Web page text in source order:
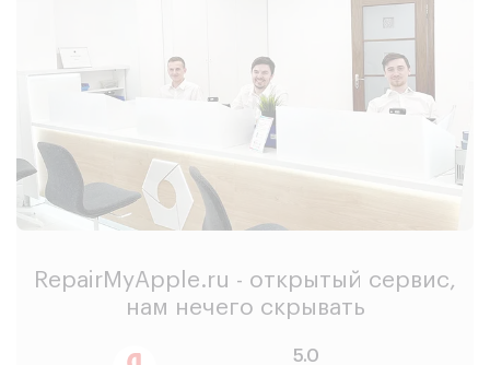
RepairMyApple.ru - открытый сервис,
нам нечего скрывать
5.0